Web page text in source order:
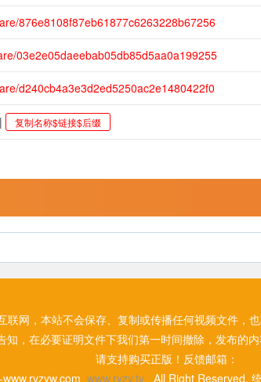
876e8108f87eb61877c6263228b67256
03e2e05daeebab05db85d5aa0a199255
d240cb4a3e3d2ed5250ac2e1480422f0
| 复制名称$链接$后缀
联网，本站不会保存、复制或传播任何视频文件，
，在必要证明文件下我们第一时间撤除，发布的
请支持购买正版！反馈邮箱：
www.ryzy.tv All Right Reserved.